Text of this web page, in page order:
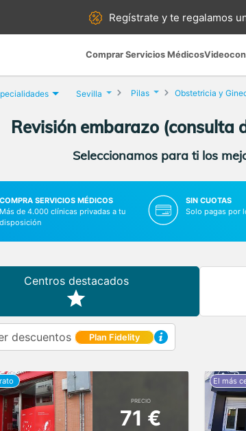
Regístrate yte regalamos
Comprar Servicios Médicos
Sevilla Pilas Obstetricia y
Revisión embarazo (consulta
Seleccionamos para ti los
COMPRA SERVICIOS MÉDICOS
Más de 4.000 clínicas privadas a tu
disposición
SIN CUOTAS
Solo pagas por
Centros destacados
descuentos Plan Fidelity
PRECIO
71 €